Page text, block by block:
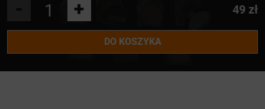
+ 49 zł
DO KOSZYKA